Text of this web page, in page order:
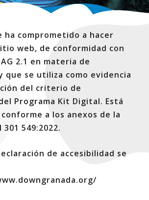
ha comprometido a hacer
web, de conformidad con
2.1 en materia de
que se utiliza como evidencia
del criterio de
Programa Kit Digital. Está
a los anexos de la
301 549:2022.
de accesibilidad se